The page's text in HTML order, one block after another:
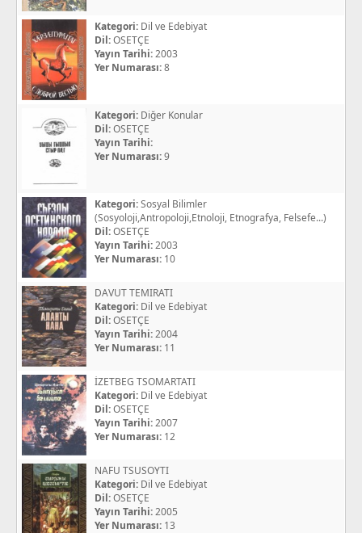
Kategori: Dil ve Edebiyat
Dil:OSETÇE
Yayın Tarihi:2003
Yer Numarası:8
Kategori: Diğer Konular
Dil:OSETÇE
Yayın Tarihi:
Yer Numarası:9
Kategori:Sosyal Bilimler
(Sosyoloji,Antropoloji,Etnoloji, Etnografya, Felsefe...)
Dil:OSETÇE
Yayın Tarihi:2003
Yer Numarası: 10
DAVUT TEMIRATI
Kategori: Dil ve Edebiyat
Dil:OSETÇE
Yayın Tarihi:2004
Yer Numarası: 11
İZETBEG TSOMARTATI
Kategori: Dil ve Edebiyat
Dil:OSETÇE
Yayın Tarihi:2007
Yer Numarası: 12
NAFU TSUSOYTI
Kategori: Dil ve Edebiyat
Dil:OSETÇE
Yayın Tarihi:2005
Yer Numarası: 13